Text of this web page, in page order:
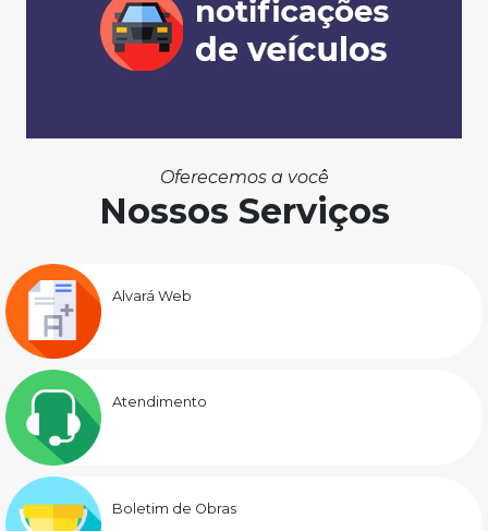
Oferecemos a você
Nossos Serviços
Alvará Web
Atendimento
Boletim de Obras